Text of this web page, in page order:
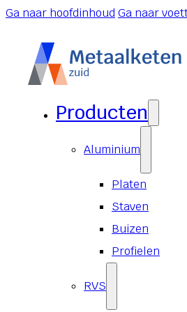
Ga naar hoofdinhoudGa naar
Producten
Aluminium
Platen
Staven
Buizen
Profielen
RVS